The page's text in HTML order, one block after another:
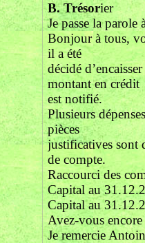
B. Trésorier
Je passe la parole
Bonjour à tous,
il a été
décidé
montant en crédit
est notifié.
Plusieurs
pièces
justificatives sont
de compte.
Raccourci des
Capital au
Capital au
Avez-vous encore
Je remercie